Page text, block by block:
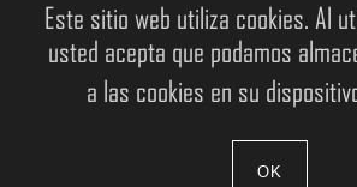
Este sitio web utiliza cookies. Al
usted acepta que podamos
a las cookies en su
OK
© Pandemik The Origins es una marca registrada
S.L. Todos Derechos
El logotipo de Unreal Engine 4 es una marca